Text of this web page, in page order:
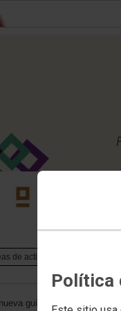
Política
de actividad
guía laboral